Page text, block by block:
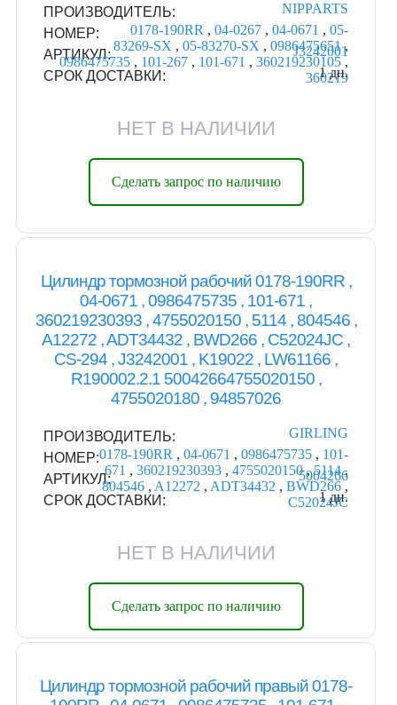
ПРОИЗВОДИТЕЛЬ:
NIPPARTS
НОМЕР:
0178-190RR ,04-0267 ,04-0671 ,05-
83269-SX ,05-83270-SX ,0986475651,
0986475735 , 101-267 , 101-671 ,360219230105 ,
360219
АРТИКУЛ:
J3242001
СРОК ДОСТАВКИ:
1 дн.
НЕТ В НАЛИЧИИ
Сделать запрос по наличию
Цилиндр тормозной рабочий 0178-190RR ,
04-0671 , 0986475735 , 101-671 ,
360219230393 , 4755020150 , 5114 , 804546 ,
A12272 , ADT34432 , BWD266 , C52024JC ,
CS-294 , J3242001 , K19022 , LW61166 ,
R190002.2.1 50042664755020150 ,
4755020180 , 94857026
ПРОИЗВОДИТЕЛЬ:
GIRLING
НОМЕР:0178-190RR ,04-0671 ,0986475735 , 101-
671 ,360219230393 ,4755020150,5114,
804546 , A12272 , ADT34432 ,BWD266 ,
C52024JC
АРТИКУЛ:
5004266
СРОК ДОСТАВКИ:
1 дн.
НЕТ В НАЛИЧИИ
Сделать запрос по наличию
Цилиндр тормозной рабочий правый 0178-